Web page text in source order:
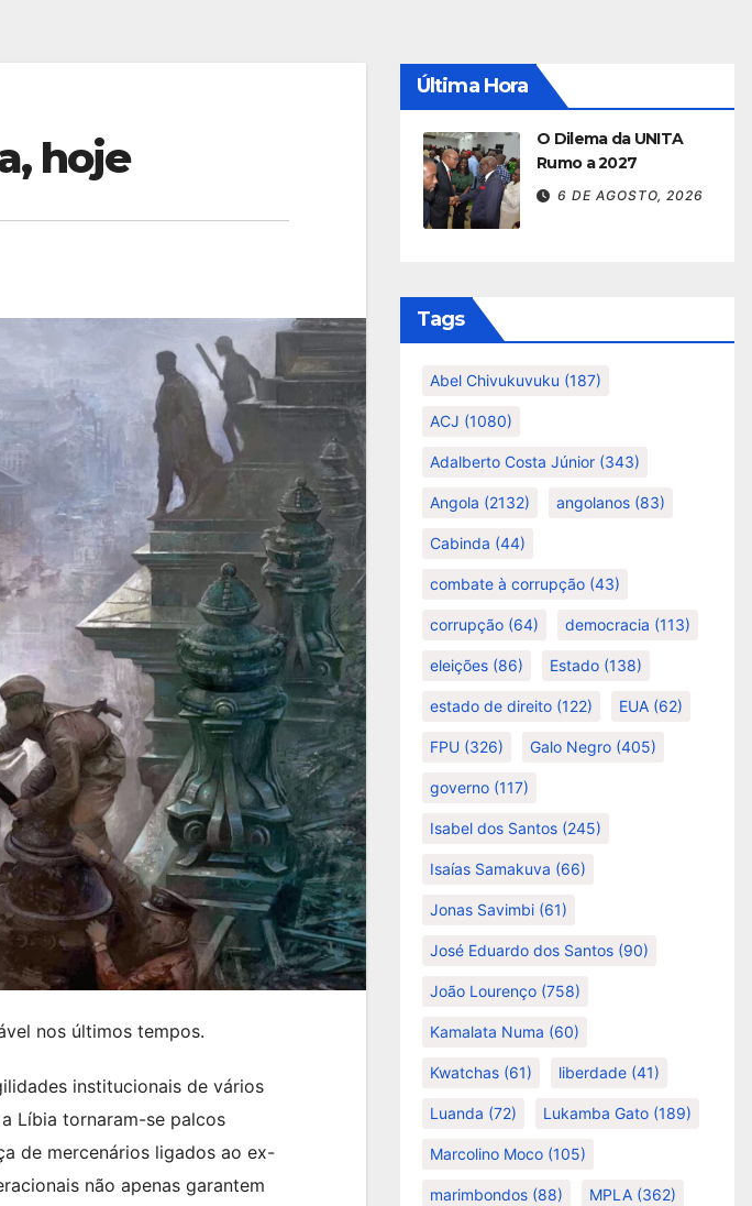
hoje
nos últimos tempos.
institucionais de vários
Líbia tornaram-se palcos
de mercenários ligados ao ex-
não apenas garantem
Última Hora
O Dilema da UNITA
Rumo a 2027
6 DE AGOSTO, 2026
Tags
Abel Chivukuvuku (187)
ACJ (1080)
Adalberto Costa Júnior (343)
Angola (2132) angolanos (83)
Cabinda (44)
combate à corrupção (43)
corrupção (64) democracia (113)
eleições (86) Estado (138)
estado de direito (122) EUA (62)
FPU (326) Galo Negro (405)
governo (117)
Isabel dos Santos (245)
Isaías Samakuva (66)
Jonas Savimbi (61)
José Eduardo dos Santos (90)
João Lourenço (758)
Kamalata Numa (60)
Kwatchas (61) liberdade (41)
Luanda (72) Lukamba Gato (189)
Marcolino Moco (105)
marimbondos (88) MPLA (362)